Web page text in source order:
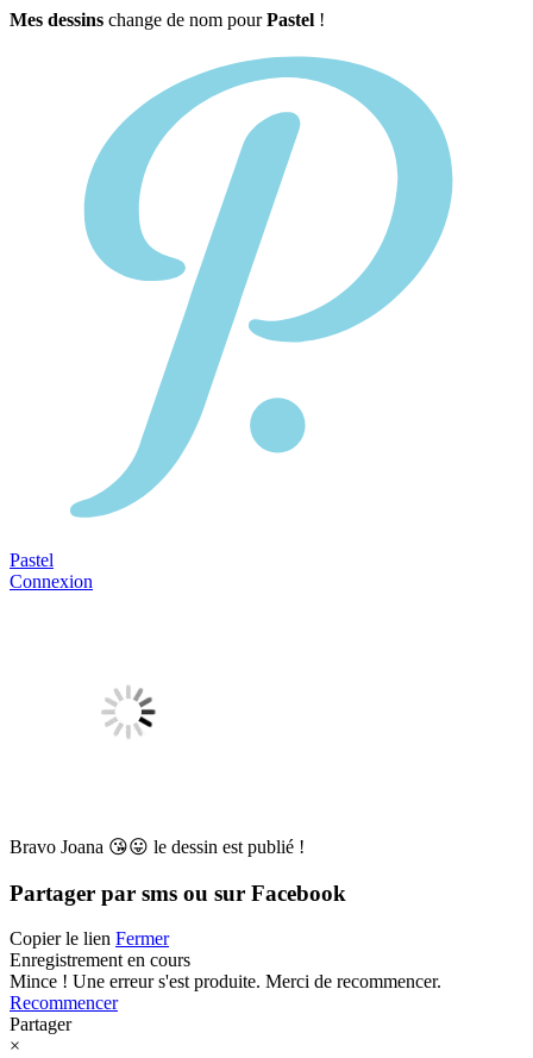
Mes dessins change de nom pourPastel !
Pastel
Connexion
Bravo Joana 😘😛 le dessin est publié !
Partager par sms ou sur Facebook
Copier le lien Fermer
Enregistrement en cours
Mince ! Une erreur s'est produite. Merci de recommencer.
Recommencer
Partager
×